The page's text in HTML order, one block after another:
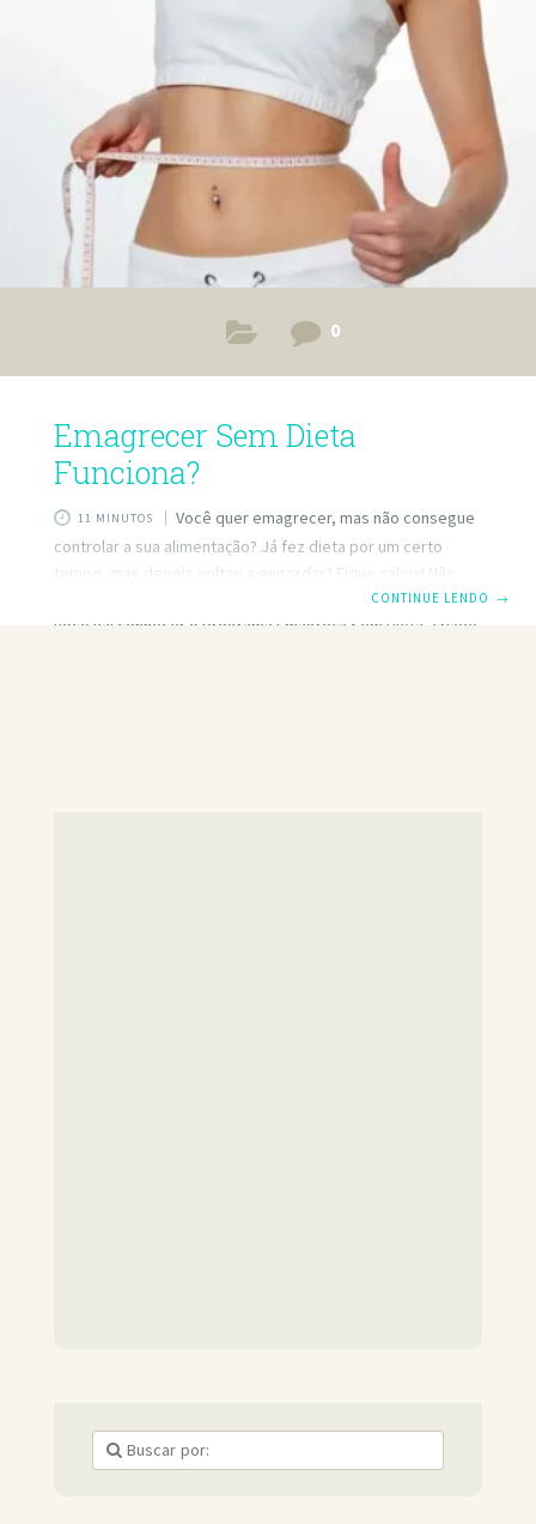
de um desses livros alcançou um milhão de exemplares em
menos de um ano. Outro vendeu cinco milhões em vários
0
Emagrecer Sem Dieta
Funciona?
11 MINUTOS
Você quer emagrecer, mas não consegue
controlar a sua alimentação? Já fez dieta por um certo
tempo, mas depois voltou a engordar? Fique calma! Não
precisa se sentir um ser de outro mundo por isso. Hoje
você vai conhecer o Programa Emagreça Sem Dieta, criado
CONTINUE LENDO →